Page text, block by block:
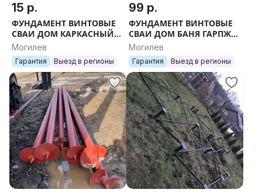
15 р.
ФУНДАМЕНТ ВИНТОВЫЕ
СВАИ ДОМ КАРКАСНЫЙ
СРУБ БАНЯ УСАДЬБА
УЧАСТОК ЗАБОР
ПРОФИЛЬ МЕТАЛЛ ТРУБА
ОПАЛУБКА
Могилев
Гарантия Выезд в регионы
99 р.
ФУНДАМЕНТ ВИНТОВЫЕ
СВАИ ДОМ БАНЯ ГАРПЖ
САРАЙ ТЕРРАСА ПИРС
БЕСЕДКА УЧАСТОК ДАЧА
ОСНОВА КАРКАС
Могилев
Гарантия Выезд в регионы